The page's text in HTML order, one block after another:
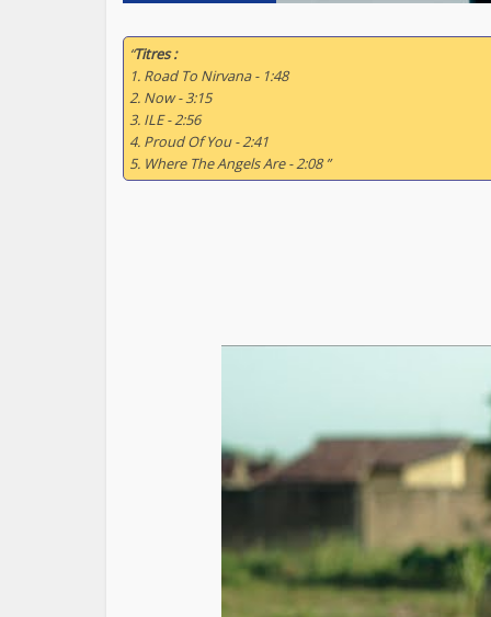
“Titres :
1. Road To Nirvana - 1:48
2. Now - 3:15
3. ILE - 2:56
4. Proud Of You - 2:41
5. Where The Angels Are - 2:08 ”